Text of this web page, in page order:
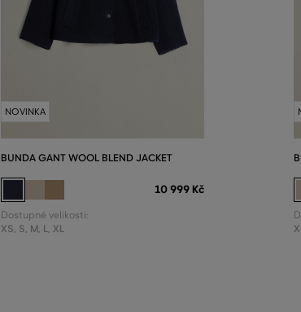
NOVINKA
BUNDA GANT WOOL BLEND JACKET
10 999 Kč
Dostupné velikosti:
XS, S, M, L, XL